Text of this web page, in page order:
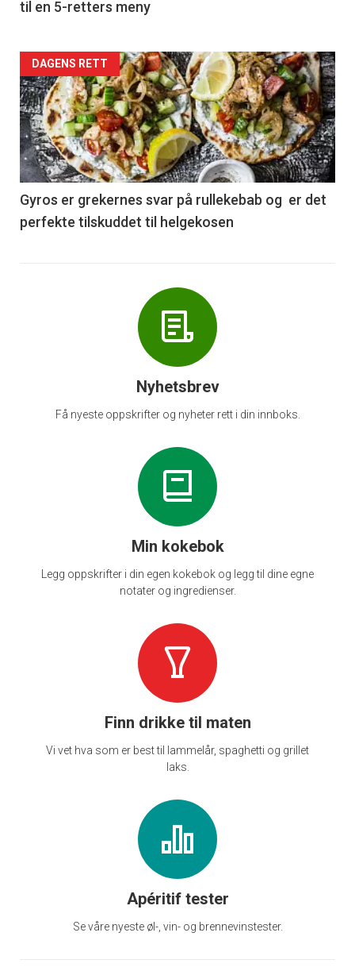
til en 5-retters meny
Forsiden
akkurat
nå
-
6
DAGENS RETT
Gyros er grekernes svar på rullekebab og er det
perfekte tilskuddet til helgekosen
Nyhetsbrev
Få nyeste oppskrifter og nyheter rett i din innboks.
Min kokebok
Legg oppskrifter i din egen kokebok og legg til dine egne
notater og ingredienser.
Finn drikke til maten
Vi vet hva som er best til lammelår, spaghetti og grillet
laks.
Apéritif tester
Se våre nyeste øl-, vin- og brennevinstester.